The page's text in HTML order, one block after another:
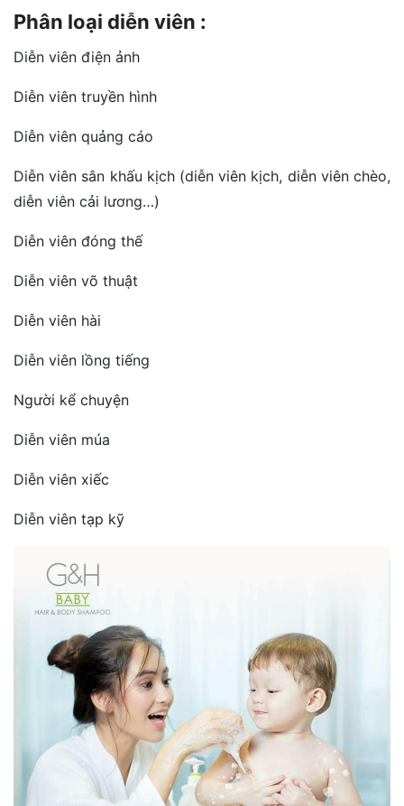
Phân loại diễn viên :
Diễn viên điện ảnh
Diễn viên truyền hình
Diễn viên quảng cáo
Diễn viên sân khấu kịch (diễn viên kịch, diễn viên chèo,
diễn viên cải lương…)
Diễn viên đóng thế
Diễn viên võ thuật
Diễn viên hài
Diễn viên lồng tiếng
Người kể chuyện
Diễn viên múa
Diễn viên xiếc
Diễn viên tạp kỹ­